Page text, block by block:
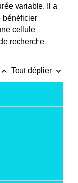
variable. Il a
bénéficier
cellule
recherche
keyboard_arrow_up Tout déplier keyboard_arrow_down